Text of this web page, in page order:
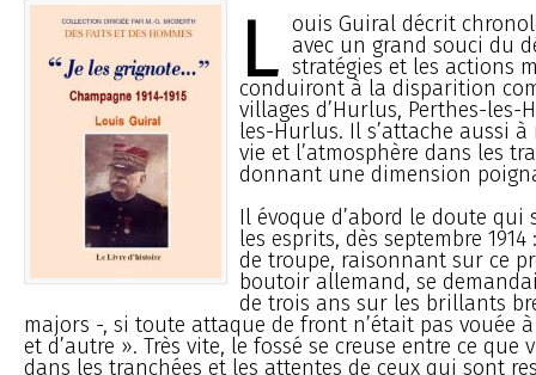
L ouis Guiral décrit
avec un grand souci du
stratégies et les actions
conduiront à la disparition
villages d’Hurlus, Perthes-les-
les-Hurlus. Il s’attache aussi
vie et l’atmosphère dans les
donnant une dimension
Il évoque d’abord le doute qui
les esprits, dès septembre
de troupe, raisonnant sur ce
boutoir allemand, se
de trois ans sur les brillants
majors -, si toute attaque de front n’était pas vouée à
et d’autre ». Très vite, le fossé se creuse entre ce que
dans les tranchées et les attentes de ceux qui sont